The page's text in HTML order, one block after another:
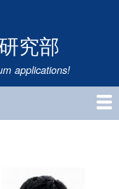
究部
applications!